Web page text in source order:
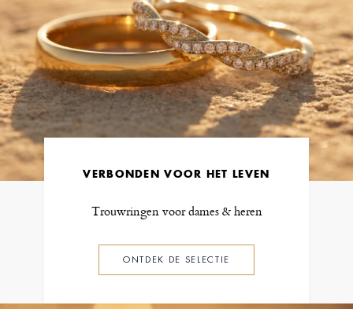
VERBONDEN VOOR HET LEVEN
Trouwringen voor dames & heren
ONTDEK DE SELECTIE